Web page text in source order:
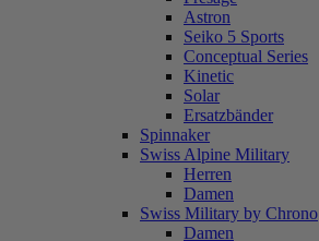
Astron
Seiko 5 Sports
Conceptual Series
Kinetic
Solar
Ersatzbänder
Spinnaker
Swiss Alpine Military
Herren
Damen
Swiss Military by Chrono
Damen